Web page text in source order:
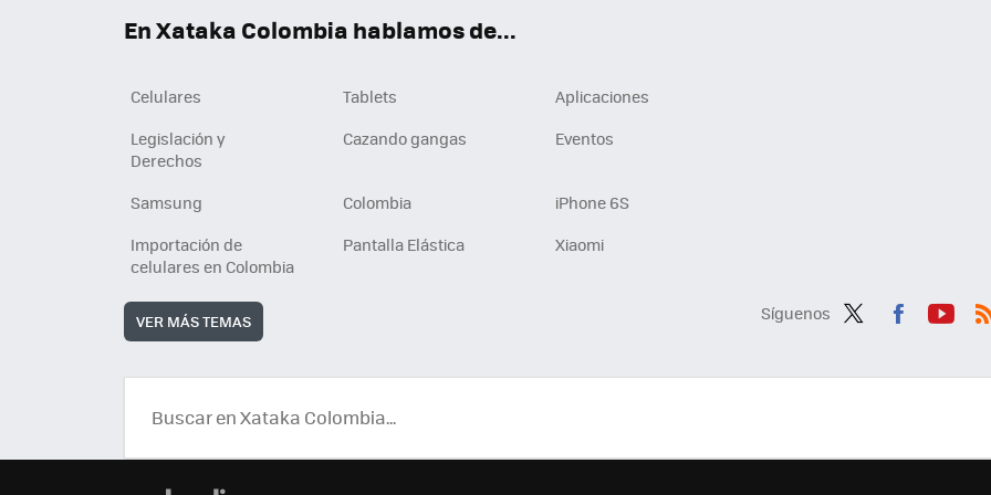
Síguenos
ter
ebo tub
En Xataka Colombia hablamos de...
Celulares Tablets
Aplicaciones
Legislación y
Derechos
Cazando gangas Eventos
Samsung Colombia
iPhone 6S
Importación de
celulares en Colombia
Pantalla Elástica Xiaomi
VER MÁS TEMAS